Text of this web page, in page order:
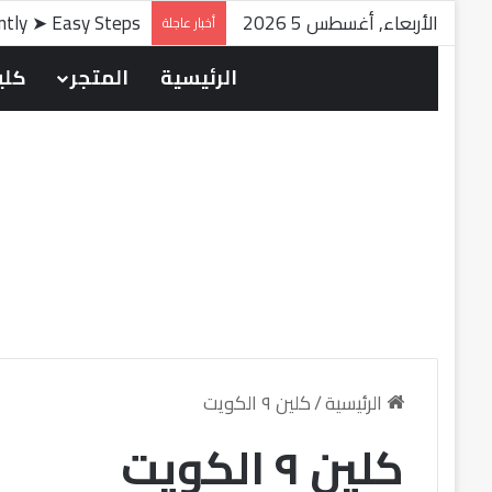
الأربعاء, أغسطس 5 2026 أخبار عاجلة ➤ Easy Steps
الرئيسية المتجر
الرئيسية/كلين ٩ الكويت
كلين ٩ الكويت